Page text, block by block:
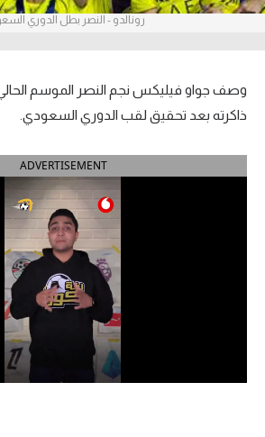
الدوري المصري
الدوري الإسباني
الدوري الإيطالي
الدوري السعودي للمحترفين
دوري أبطال إفريقيا
رونالدو - النصر بطل الدوري
وصف جواو فيليكس نجم النصر الموسم
ذاكرته بعد تحقيق لقب الدوري السعودي.
ADVERTISEMENT